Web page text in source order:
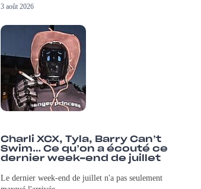
3 août 2026
Charli XCX, Tyla, Barry Can’t
Swim… Ce qu’on a écouté ce
dernier week-end de juillet
Le dernier week-end de juillet n'a pas seulement